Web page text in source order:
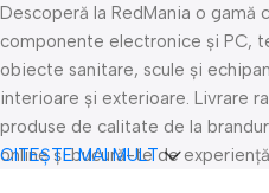
Descoperă la RedMania o gamă
componente electronice și PC,
obiecte sanitare, scule și
interioare și exterioare. Livrare
produse de calitate de la
online și bucură-te de
CITEȘTE MAI MULT